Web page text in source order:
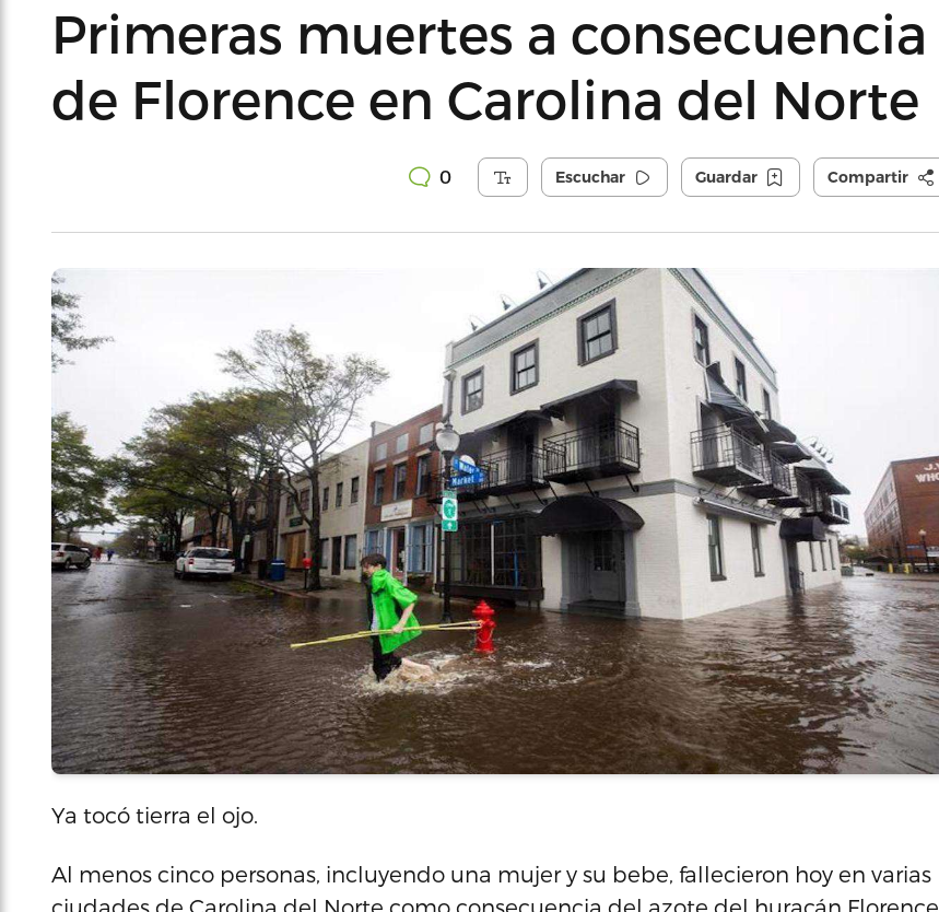
Primeras muertes a consecuencia
de Florence en Carolina del Norte
0 Escuchar Guardar Compartir
Ya tocó tierra el ojo.
Al menos cinco personas, incluyendo una mujer y su bebe, fallecieron hoy en varias
ciudades de Carolina del Norte como consecuencia del azote del huracán Florence